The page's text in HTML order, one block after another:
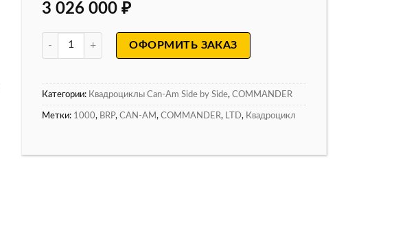
3 026 000 ₽
ОФОРМИТЬ ЗАКАЗ
Категории: Квадроциклы Can-Am Side by Side, COMMANDER
Метки: 1000, BRP, CAN-AM, COMMANDER, LTD, Квадроцикл